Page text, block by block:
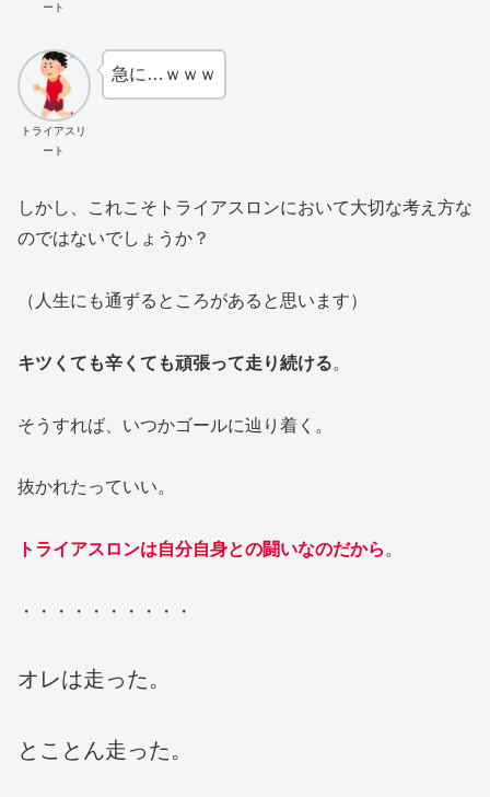
ート
トライアスリ
ート
急に…ｗｗｗ
しかし、これこそトライアスロンにおいて大切な考え方な
のではないでしょうか？
（人生にも通ずるところがあると思います）
キツくても辛くても頑張って走り続ける。
そうすれば、いつかゴールに辿り着く。
抜かれたっていい。
トライアスロンは自分自身との闘いなのだから 。
・・・・・・・・・・
オレは走った。
とことん走った。